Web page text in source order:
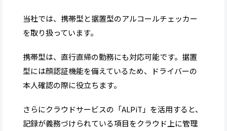
当社では、携帯型と据置型のアルコールチェッカー
を取り扱っています。
携帯型は、直行直帰の勤務にも対応可能です。据置
型には顔認証機能を備えているため、ドライバーの
本人確認の際に役立ちます。
さらにクラウドサービスの「ALPiT」を活用すると、
記録が義務づけられている項目をクラウド上に管理